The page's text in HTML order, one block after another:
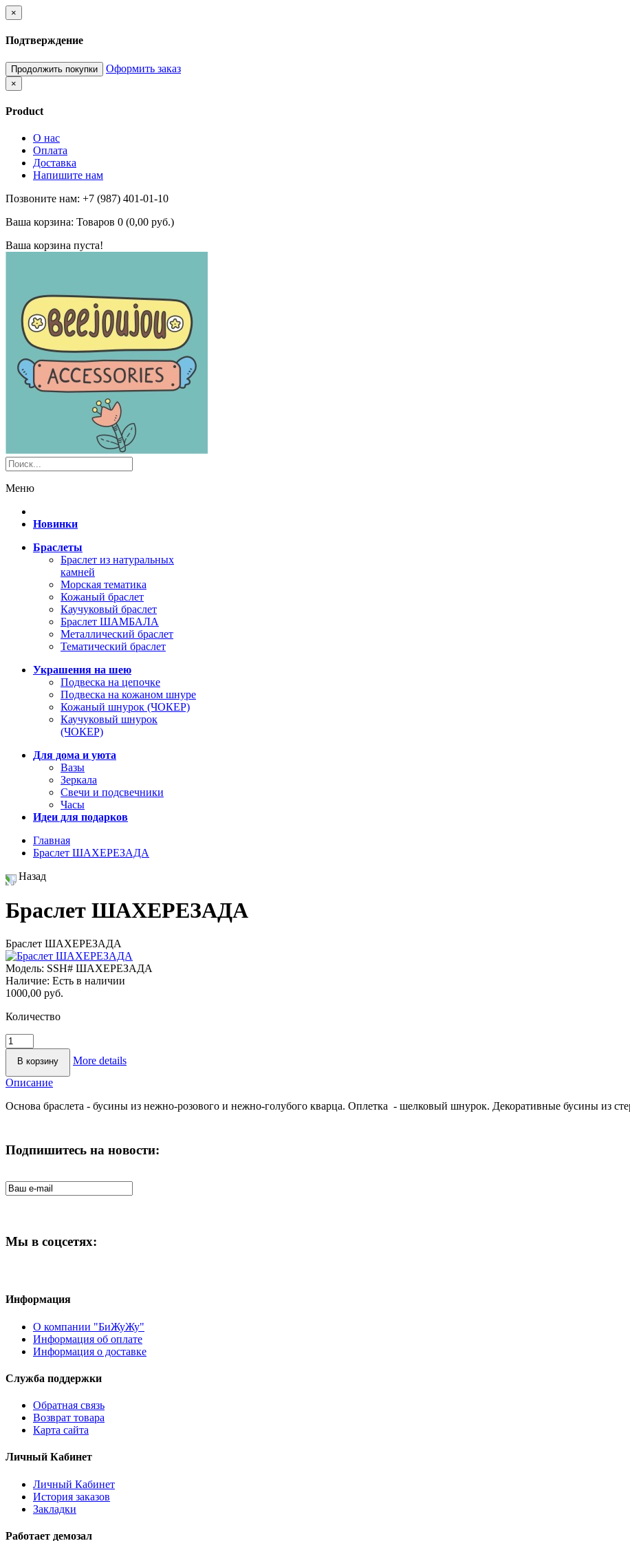
×
Подтверждение
Продолжить покупки Оформить заказ
×
Product
О нас
Оплата
Доставка
Напишите нам
Позвоните нам: +7 (987) 401-01-10
Ваша корзина: Товаров 0 (0,00 руб.)
Ваша корзина пуста!
Меню
Новинки
Браслеты
Браслет из натуральных
камней
Морская тематика
Кожаный браслет
Каучуковый браслет
Браслет ШАМБАЛА
Металлический браслет
Тематический браслет
Украшения на шею
Подвеска на цепочке
Подвеска на кожаном шнуре
Кожаный шнурок (ЧОКЕР)
Каучуковый шнурок
(ЧОКЕР)
Для дома и уюта
Вазы
Зеркала
Свечи и подсвечники
Часы
Идеи для подарков
Главная
Браслет ШАХЕРЕЗАДА
Назад
Браслет ШАХЕРЕЗАДА
Браслет ШАХЕРЕЗАДА
Модель: SSH# ШАХЕРЕЗАДА
Наличие: Есть в наличии
1000,00 руб.
Количество
More details
Описание
Основа браслета - бусины из нежно-розового и нежно-голубого кварца. Оплетка - шелковый шнурок. Декоративные бусины из
Подпишитесь на новости:
Мы в соцсетях:
Информация
О компании "БиЖуЖу"
Информация об оплате
Информация о доставке
Служба поддержки
Обратная связь
Возврат товара
Карта сайта
Личный Кабинет
Личный Кабинет
История заказов
Закладки
Работает демозал